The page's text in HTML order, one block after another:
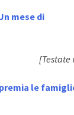
mese di
[Testate
le